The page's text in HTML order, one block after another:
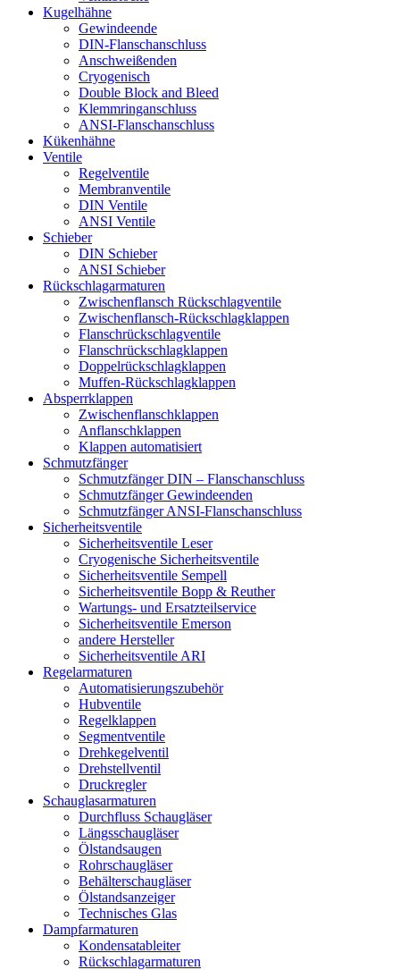
Kugelhähne
Gewindeende
DIN-Flanschanschluss
Anschweißenden
Cryogenisch
Double Block and Bleed
Klemmringanschluss
ANSI-Flanschanschluss
Kükenhähne
Ventile
Regelventile
Membranventile
DIN Ventile
ANSI Ventile
Schieber
DIN Schieber
ANSI Schieber
Rückschlag­armaturen
Zwischenflansch Rückschlagventile
Zwischenflansch-Rückschlagklappen
Flanschrückschlagventile
Flanschrückschlagklappen
Doppelrückschlagklappen
Muffen-Rückschlagklappen
Absperrklappen
Zwischenflanschklappen
Anflanschklappen
Klappen automatisiert
Schmutzfänger
Schmutzfänger DIN – Flanschanschluss
Schmutzfänger Gewindeenden
Schmutzfänger ANSI-Flanschanschluss
Sicherheitsventile
Sicherheitsventile Leser
Cryogenische Sicherheitsventile
Sicherheitsventile Sempell
Sicherheitsventile Bopp & Reuther
Wartungs- und Ersatzteilservice
Sicherheitsventile Emerson
andere Hersteller
Sicherheitsventile ARI
Regelarmaturen
Automatisierungszubehör
Hubventile
Regelklappen
Segmentventile
Drehkegelventil
Drehstellventil
Druckregler
Schauglas­armaturen
Durchfluss Schaugläser
Längsschaugläser
Ölstandsaugen
Rohrschaugläser
Behälterschaugläser
Ölstandsanzeiger
Technisches Glas
Dampfarmaturen
Kondensatableiter
Rückschlagarmaturen